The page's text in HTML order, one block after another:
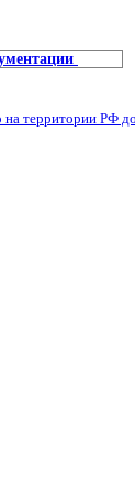
на территории РФ